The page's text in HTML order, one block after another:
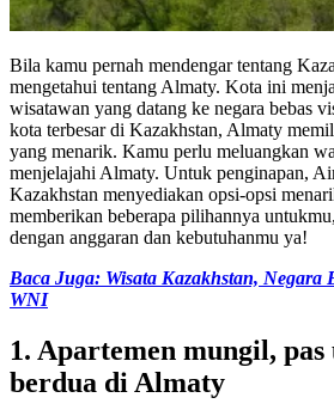
Bila kamu pernah mendengar tentang
mengetahui tentang Almaty. Kota ini
wisatawan yang datang ke negara bebas
kota terbesar di Kazakhstan, Almaty
yang menarik. Kamu perlu meluangkan
menjelajahi Almaty. Untuk penginapan,
Kazakhstan menyediakan opsi-opsi
memberikan beberapa pilihannya
dengan anggaran dan kebutuhanmu ya!
Baca Juga: Wisata Kazakhstan, Negara
WNI
1. Apartemen mungil,
berdua di Almaty